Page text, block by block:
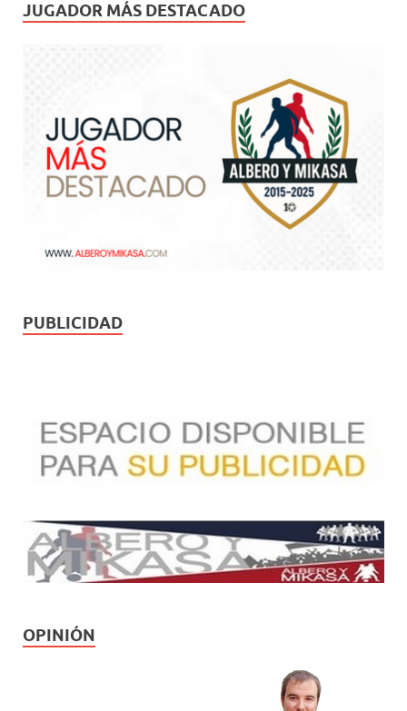
JUGADOR MÁS DESTACADO
PUBLICIDAD
OPINIÓN